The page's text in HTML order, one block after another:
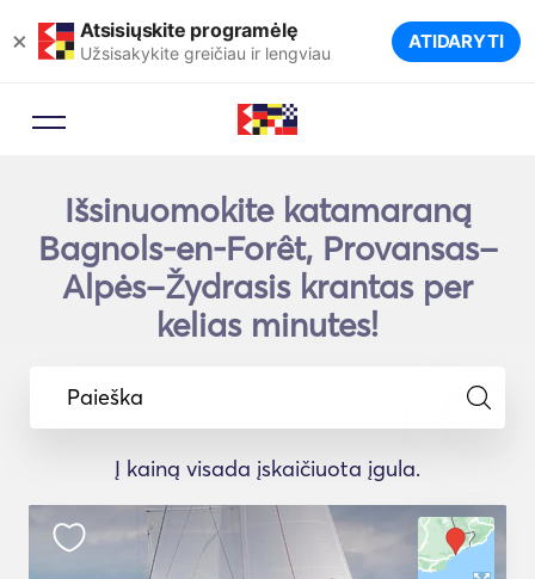
× Atsisiųskite programėlę
Užsisakykite greičiau ir lengviau ATIDARYTI
Išsinuomokite katamaraną
Bagnols-en-Forêt, Provansas–
Alpės–Žydrasis krantas per
kelias minutes!
Paieška
Į kainą visada įskaičiuota įgula.